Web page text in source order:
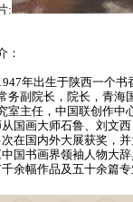
:
：
年出生于陕西一个
务副院长，院长，青海
室主任，中国联创作
画大师石鲁、刘文西
在国内外大展获奖，
书画界领袖人物大辞
幅作品及五十余篇专